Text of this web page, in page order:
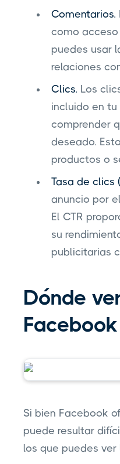
Comentarios.
como acceso
puedes usar
relaciones
Clics. Los
incluido en
comprender
deseado.
productos o
Tasa de clics
anuncio por
El CTR
su
publicitarias
Dónde
Facebook
Si bien Facebook
puede resultar
los que puedes